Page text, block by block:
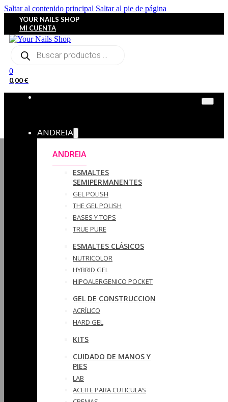
Saltar al contenido principal Saltar al pie de página
YOUR NAILS SHOP
MI CUENTA
0
0,00€
ANDREIA
ANDREIA
ESMALTES
SEMIPERMANENTES
GEL POLISH
THE GEL POLISH
BASES Y‎ TOPS
TRUE PURE
ESMALTES CLÁSICOS
NUTRICOLOR
HYBRID GEL
HIPOALERGENICO POCKET
GEL DE CONSTRUCCION
ACRÍLICO
HARD GEL
KITS
CUIDADO DE MANOS Y
PIES
LAB
ACEITE PARA CUTICULAS